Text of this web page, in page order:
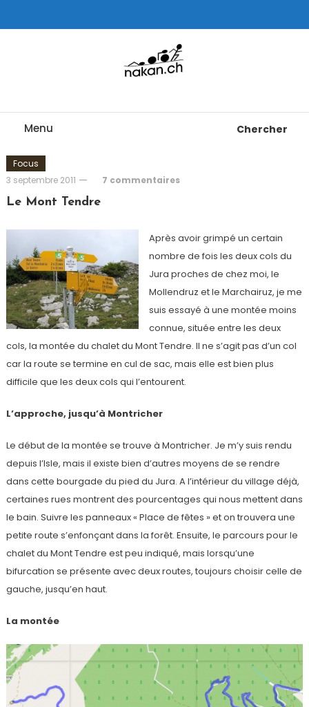
To
Menu Chercher
Focus
3 septembre 2011
7 commentaires
Le Mont Tendre
Après avoir grimpé un certain
nombre de fois les deux cols du
Jura proches de chez moi, le
Mollendruz et le Marchairuz, je me
suis essayé à une montée moins
connue, située entre les deux
cols, la montée du chalet du Mont Tendre. Il ne s’agit pas d’un col
car la route se termine en cul de sac, mais elle est bien plus
difficile que les deux cols qui l’entourent.
L’approche, jusqu’à Montricher
Le début de la montée se trouve à Montricher. Je m’y suis rendu
depuis l’Isle, mais il existe bien d’autres moyens de se rendre
dans cette bourgade du pied du Jura. A l’intérieur du village déjà,
certaines rues montrent des pourcentages qui nous mettent dans
le bain. Suivre les panneaux « Place de fêtes » et on trouvera une
petite route s’enfonçant dans la forêt. Ensuite, le parcours pour le
chalet du Mont Tendre est peu indiqué, mais lorsqu’une
bifurcation se présente avec deux routes, toujours choisir celle de
gauche, jusqu’en haut.
La montée